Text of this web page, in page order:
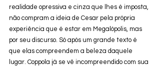
realidade opressiva e cinza que lhes é imposta,
não compram a ideia de Cesar pela própria
experiência que é estar em Megalópolis, mas
por seu discurso. Só após um grande texto é
que elas compreendem a beleza daquele
lugar. Coppola já se vê incompreendido com sua